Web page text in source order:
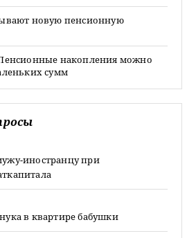
новую пенсионную
накопления можно
сумм
иностранцу при
в квартире бабушки